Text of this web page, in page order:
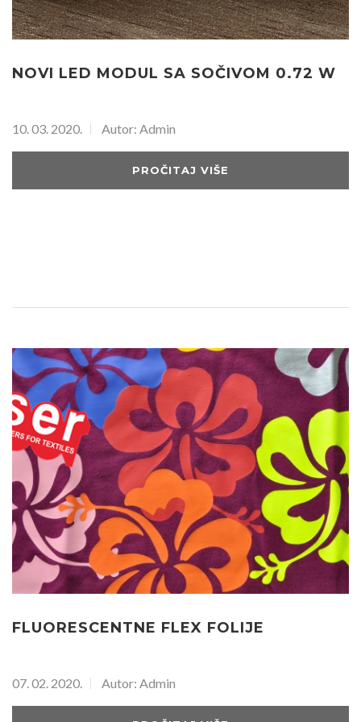
NOVI LED MODUL SA SOČIVOM 0.72 W
10. 03. 2020. Autor: Admin
PROČITAJ VIŠE
FLUORESCENTNE FLEX FOLIJE
07. 02. 2020. Autor: Admin